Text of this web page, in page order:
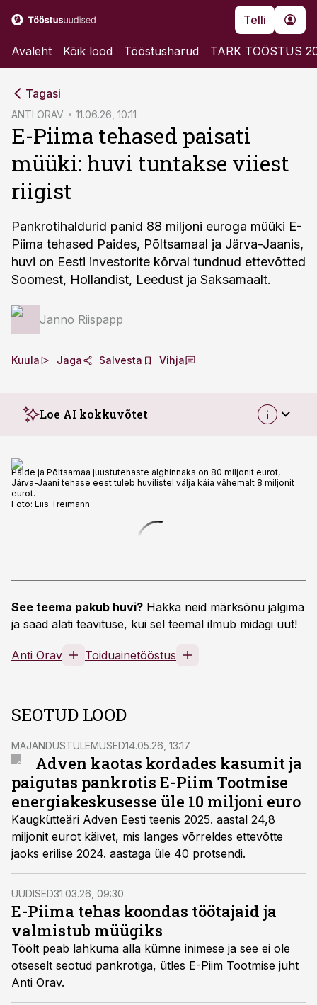
Telli
Avaleht Kõik lood Tööstusharud TARK TÖÖSTUS
Tagasi
ANTI ORAV 11.06.26, 10:11
E-Piima tehased paisati
müüki: huvi tuntakse viiest
riigist
Pankrotihaldurid panid 88 miljoni euroga müüki E-
Piima tehased Paides, Põltsamaal ja Järva-Jaanis,
huvi on Eesti investorite kõrval tundnud ettevõtted
Soomest, Hollandist, Leedust ja Saksamaalt.
Janno Riispapp
Kuula Jaga Salvesta Vihja
Loe AI kokkuvõtet
Paide ja Põltsamaa juustutehaste alghinnaks on 80 miljonit eurot,
Järva-Jaani tehase eest tuleb huvilistel välja käia vähemalt 8 miljonit
eurot.
Foto: Liis Treimann
See teema pakub huvi? Hakka neid märksõnu jälgima
ja saad alati teavituse, kui sel teemal ilmub midagi uut!
Anti Orav Toiduainetööstus
SEOTUD LOOD
MAJANDUSTULEMUSED14.05.26, 13:17
Adven kaotas kordades kasumit ja
paigutas pankrotis E-Piim Tootmise
energiakeskusesse üle 10 miljoni euro
Kaugkütteäri Adven Eesti teenis 2025. aastal 24,8
miljonit eurot käivet, mis langes võrreldes ettevõtte
jaoks erilise 2024. aastaga üle 40 protsendi.
UUDISED31.03.26, 09:30
E-Piima tehas koondas töötajaid ja
valmistub müügiks
Töölt peab lahkuma alla kümne inimese ja see ei ole
otseselt seotud pankrotiga, ütles E-Piim Tootmise juht
Anti Orav.